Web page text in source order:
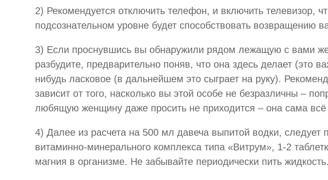
2) Рекомендуется отключить телефон, и включить телевизор,
подсознательном уровне будет способствовать возвращению
3) Если проснувшись вы обнаружили рядом лежащую с вами
разбудите, предварительно поняв, что она здесь делает (это
нибудь ласковое (в дальнейшем это сыграет на руку).
зависит от того, насколько вы этой особе не безразличны –
любящую женщину даже просить не приходится – она сама
4) Далее из расчета на 500 мл давеча выпитой водки, следует
витаминно-минерального комплекса типа «Витрум», 1-2
магния в организме. Не забывайте периодически пить жидкость.